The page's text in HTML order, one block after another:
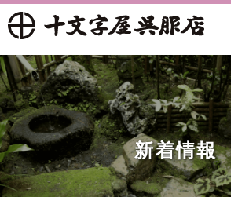
新着情報
十文字屋について
新着情報